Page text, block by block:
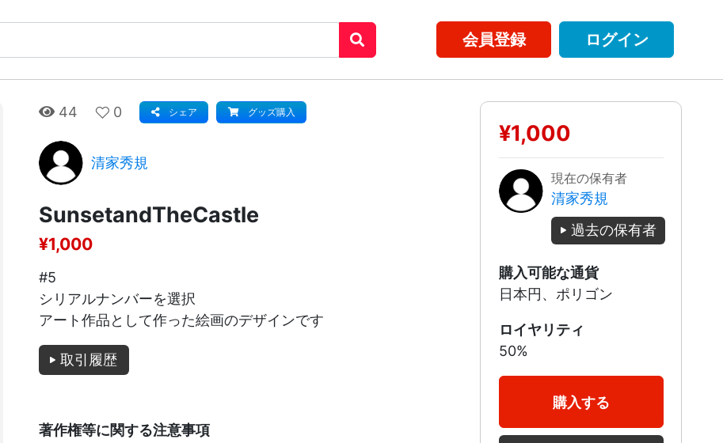
会員登録 ログイン
44 0 シェア グッズ購入
清家秀規
SunsetandTheCastle
¥1,000
#5
シリアルナンバーを選択
アート作品として作った絵画のデザインです
取引履歴
著作権等に関する注意事項
¥1,000
現在の保有者
清家秀規
過去の保有者
購入可能な通貨
日本円、ポリゴン
ロイヤリティ
50%
購入する